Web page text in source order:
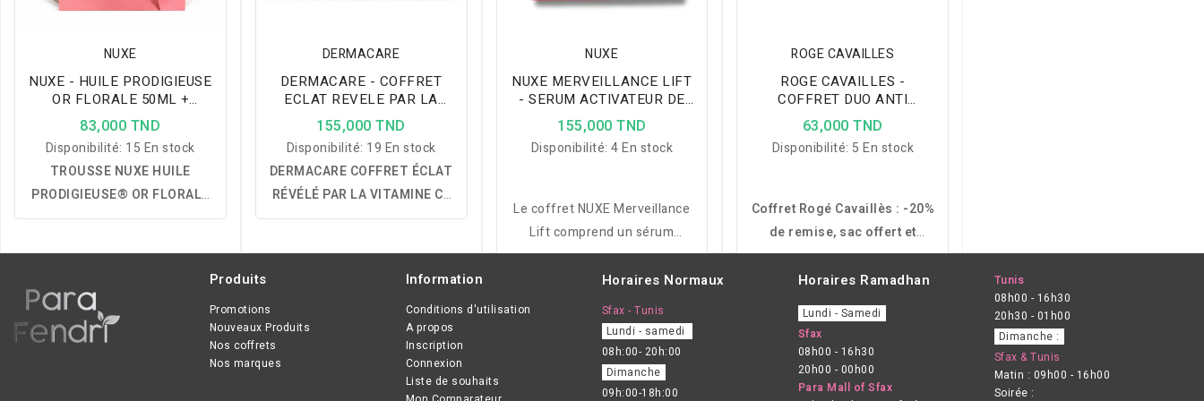
NUXE
NUXE - HUILE PRODIGIEUSE
OR FLORALE 50ML +
ROLL&GLOW 8ML ET
BOURSE OFFERTS
83,000 TND
Disponibilité: 15 En stock
TROUSSE NUXE HUILE
PRODIGIEUSE® OR FLORALE
50 ML + ROLL-ON LE PARFUM
associant une Huile
Prodigieuse® Or Florale
illuminatrice et un Roll-On Le
DERMACARE
DERMACARE - COFFRET
ECLAT REVELE PAR LA
VITAMINE C
155,000 TND
Disponibilité: 19 En stock
DERMACARE COFFRET ÉCLAT
RÉVÉLÉ PAR LA VITAMINE C :
associe un sérum, une crème
hydrater et illuminer la peau,
tout en révélant un teint plus
uniforme, frais et éclatant jour
NUXE
NUXE MERVEILLANCE LIFT
- SERUM ACTIVATEUR DE
FERMETE 30ML + CREME
POUDREE 15ML ET
TROUSSE OFFERTS
155,000 TND
Disponibilité:4 En stock
Le coffret NUXE Merveillance
Lift comprend un sérum
activateur de fermeté 30 ml,
une crème poudrée 15 ml et
une trousse offerte pour
raffermir et illuminer la peau.
ROGE CAVAILLES
ROGE CAVAILLES -
COFFRET DUO ANTI
SECHERESSE
63,000 TND
Disponibilité: 5 En stock
Coffret Rogé Cavaillès : -20%
de remise, sac offert et
routine complète pour
hydrater, apaiser et protéger
les peaux et muqueuses
sujettes à la sécheresse.
Produits
Promotions
Nouveaux Produits
Nos coffrets
Nos marques
Information
Conditions d'utilisation
A propos
Inscription
Connexion
Liste de souhaits
Horaires Normaux
Sfax - Tunis
Lundi - samedi
08h:00- 20h:00
Dimanche
09h:00-18h:00
Horaires Ramadhan
Lundi - Samedi
Sfax
08h00 - 16h30
20h00 - 00h00
Para Mall of Sfax
Tunis
08h00 - 16h30
20h30 - 01h00
Dimanche :
Sfax & Tunis
Matin : 09h00 - 16h00
Soirée :